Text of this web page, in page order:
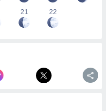
21 22